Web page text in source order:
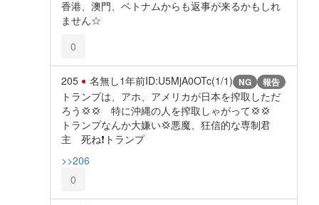
香港、澳門、ベトナムからも返事が来るかもしれ
ません☆
0
205 名無し1年前ID:U5MjA0OTc(1/1) NG 報告
トランプは、アホ、アメリカが日本を搾取しただ
ろう💢💢 特に沖縄の人を搾取しゃがって💢💢
トランプなんか大嫌い💢悪魔、狂信的な専制君
主 死ね❗トランプ
>>206
0